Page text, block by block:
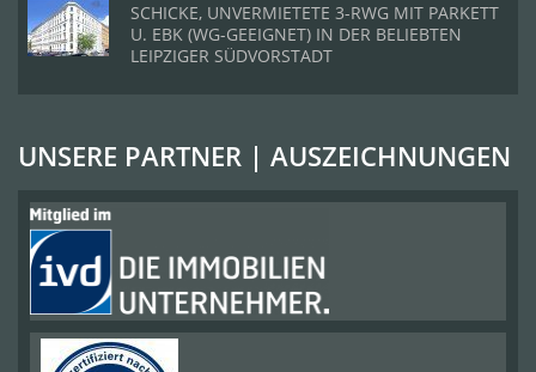
SCHICKE, UNVERMIETETE 3-RWG MIT PARKETT
U. EBK (WG-GEEIGNET) IN DER BELIEBTEN
LEIPZIGER SÜDVORSTADT
UNSERE PARTNER | AUSZEICHNUNGEN